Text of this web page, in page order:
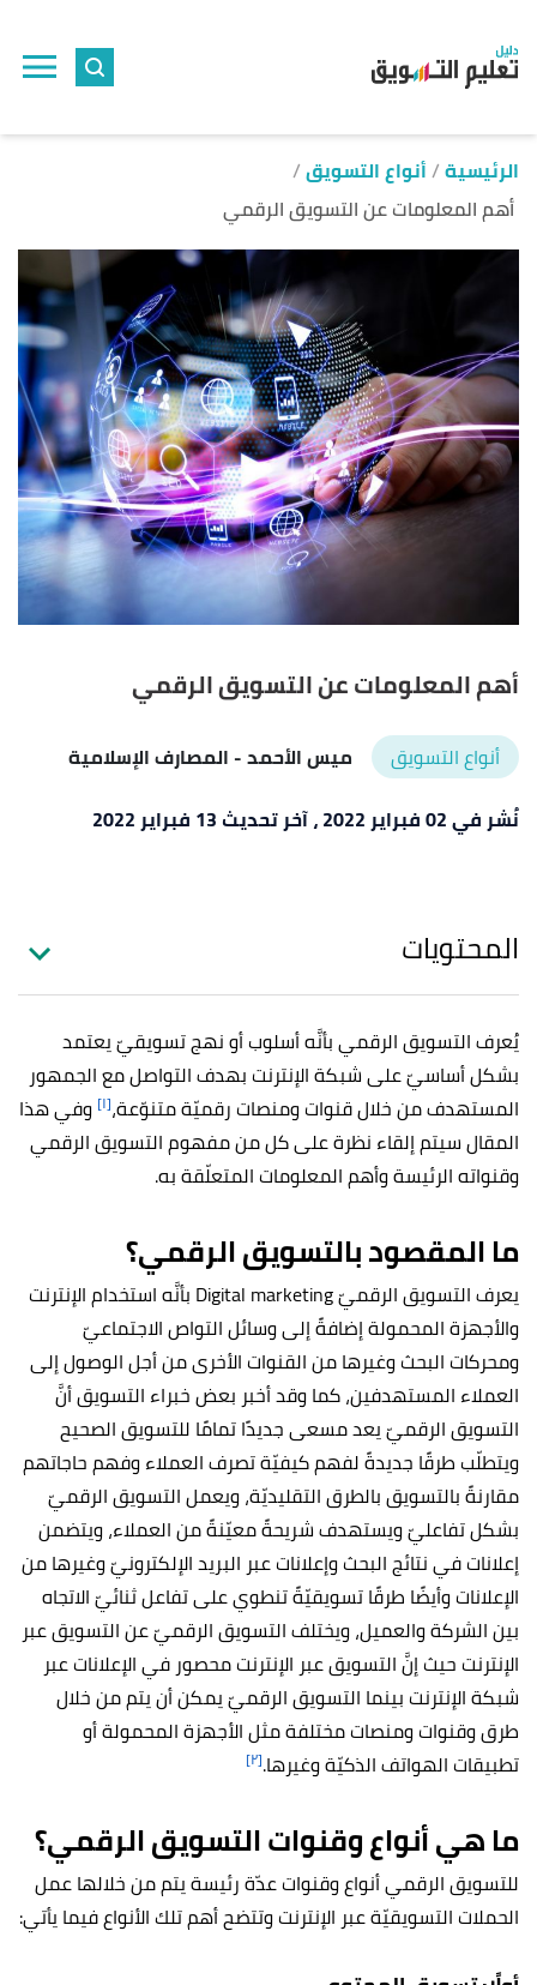
الرئيسية أنواع التسويق
أهم المعلومات عن التسويق الرقمي
أهم المعلومات عن التسويق الرقمي
أنواع التسويق ميس الأحمد- المصارف الإسلامية
نُشر في 02 فبراير 2022
، آخر تحديث 13 فبراير 2022
المحتويات
يُعرف التسويق الرقمي بأنَّه أسلوب أو نهج تسويقيّ يعتمد
بشكل أساسيّ على شبكة الإنترنت بهدف التواصل مع الجمهور
المستهدف من خلال قنوات ومنصات رقميّة متنوّعة،[١] وفي هذا
المقال سيتم إلقاء نظرة على كل من مفهوم التسويق الرقمي
وقنواته الرئيسة وأهم المعلومات المتعلّقة به.
ما المقصود بالتسويق الرقمي؟
يعرف التسويق الرقميّ Digital marketing بأنَّه استخدام الإنترنت
والأجهزة المحمولة إضافةً إلى وسائل التواص الاجتماعيّ
ومحركات البحث وغيرها من القنوات الأخرى من أجل الوصول إلى
العملاء المستهدفين، كما وقد أخبر بعض خبراء التسويق أنَّ
التسويق الرقميّ يعد مسعى جديدًا تمامًا للتسويق الصحيح
ويتطلّب طرقًا جديدةً لفهم كيفيّة تصرف العملاء وفهم حاجاتهم
مقارنةً بالتسويق بالطرق التقليديّة، ويعمل التسويق الرقميّ
بشكل تفاعليّ ويستهدف شريحةً معيّنةً من العملاء، ويتضمن
إعلانات في نتائج البحث وإعلانات عبر البريد الإلكترونيّ وغيرها من
الإعلانات وأيضًا طرقًا تسويقيّةً تنطوي على تفاعل ثنائيّ الاتجاه
بين الشركة والعميل، ويختلف التسويق الرقميّ عن التسويق عبر
الإنترنت حيث إنَّ التسويق عبر الإنترنت محصور في الإعلانات عبر
شبكة الإنترنت بينما التسويق الرقميّ يمكن أن يتم من خلال
طرق وقنوات ومنصات مختلفة مثل الأجهزة المحمولة أو
تطبيقات الهواتف الذكيّة وغيرها.[٢]
ما هي أنواع وقنوات التسويق الرقمي؟
للتسويق الرقمي أنواع وقنوات عدّة رئيسة يتم من خلالها عمل
الحملات التسويقيّة عبر الإنترنت وتتضح أهم تلك الأنواع فيما يأتي: